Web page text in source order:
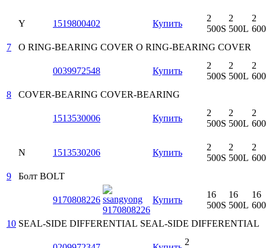
Y 1519800402 Купить
2
500S
2
500L
2
7
O RING-BEARING COVER O RING-BEARING COVER
0039972548 Купить
2
500S
2
500L
2
8
COVER-BEARING COVER-BEARING
1513530006 Купить
2
500S
2
500L
2
N 1513530206 Купить
2
500S
2
500L
2
9
Болт BOLT
9170808226 Купить
16
500S
16
500L
16
10 SEAL-SIDE DIFFERENTIAL SEAL-SIDE DIFFERENTIAL
2